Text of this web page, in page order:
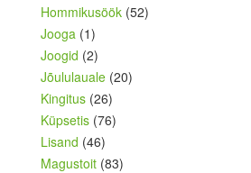
Hommikusöök (52)
Jooga (1)
Joogid (2)
Jõululauale (20)
Kingitus (26)
Küpsetis (76)
Lisand (46)
Magustoit (83)